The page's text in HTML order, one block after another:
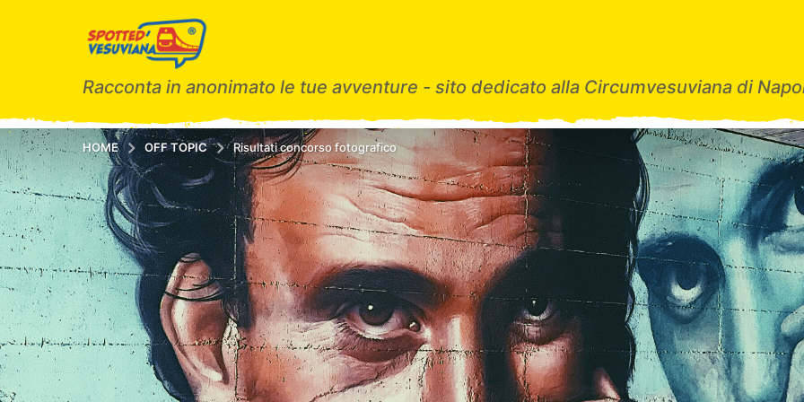
Racconta in anonimato le tue avventure - sito dedicato alla Circumvesuviana di
HOME OFF TOPIC Risultati concorso fotografico